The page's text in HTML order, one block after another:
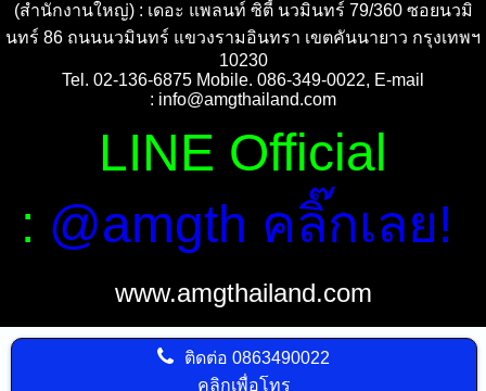
(สำนักงานใหญ่) : เดอะ แพลนท์ ซิตี้ นวมินทร์ 79/360 ซอยนวมิ
นทร์ 86 ถนนนวมินทร์ แขวงรามอินทรา เขตคันนายาว กรุงเทพฯ
10230
Tel. 02-136-6875 Mobile. 086-349-0022, E-mail
: info@amgthailand.com
LINE Official
: @amgth คลิ๊กเลย!
www.amgthailand.com
ติดต่อ0863490022
คลิกเพื่อโทร